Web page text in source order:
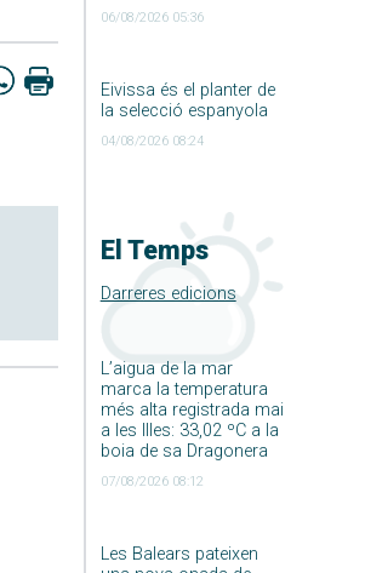
06/08/2026 05:36
Eivissa és el planter de
la selecció espanyola
04/08/2026 08:24
El Temps
Darreres edicions
L’aigua de la mar
marca la temperatura
més alta registrada mai
a les Illes: 33,02 ºC a la
boia de sa Dragonera
07/08/2026 08:12
Les Balears pateixen